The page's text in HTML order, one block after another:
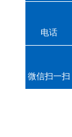
电话
微信扫一扫